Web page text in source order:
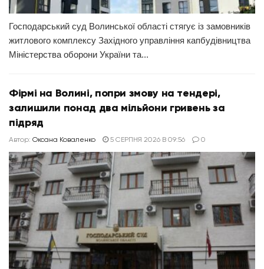
Господарський суд Волинської області стягує із замовників
житлового комплексу Західного управління капбудівництва
Міністерства оборони України та...
Фірмі на Волині, попри змову на тендері,
залишили понад два мільйони гривень за
підряд
Автор: Оксана Коваленко 5 СЕРПНЯ 2026 В 09:56 0